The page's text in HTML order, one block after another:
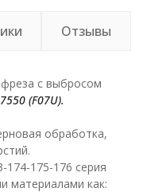
Отзывы
с выбросом
(F07U).
обработка,
174-175-176 серия
материалами как: